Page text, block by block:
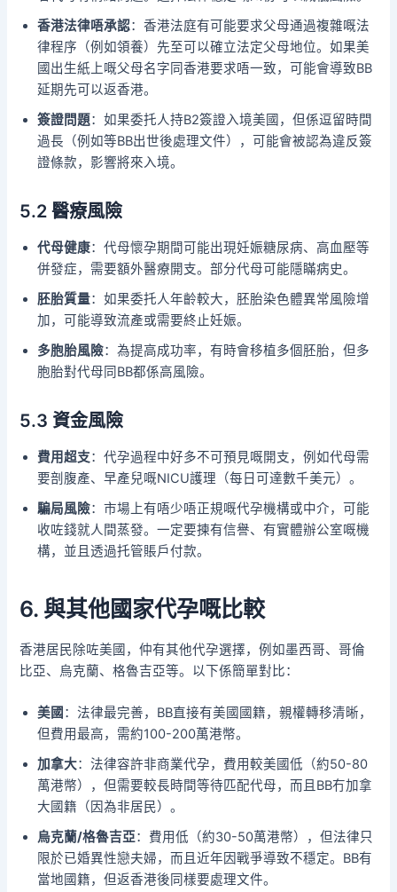
香港法律唔承認：香港法庭有可能要求父母通過複雜嘅法
律程序（例如領養）先至可以確立法定父母地位。如果美
國出生紙上嘅父母名字同香港要求唔一致，可能會導致BB
延期先可以返香港。
簽證問題：如果委托人持B2簽證入境美國，但係逗留時間
過長（例如等BB出世後處理文件），可能會被認為違反簽
證條款，影響將來入境。
5.2 醫療風險
代母健康：代母懷孕期間可能出現妊娠糖尿病、高血壓等
併發症，需要額外醫療開支。部分代母可能隱瞞病史。
胚胎質量：如果委托人年齡較大，胚胎染色體異常風險增
加，可能導致流產或需要終止妊娠。
多胞胎風險：為提高成功率，有時會移植多個胚胎，但多
胞胎對代母同BB都係高風險。
5.3 資金風險
費用超支：代孕過程中好多不可預見嘅開支，例如代母需
要剖腹產、早產兒嘅NICU護理（每日可達數千美元）。
騙局風險：市場上有唔少唔正規嘅代孕機構或中介，可能
收咗錢就人間蒸發。一定要揀有信譽、有實體辦公室嘅機
構，並且透過托管賬戶付款。
6. 與其他國家代孕嘅比較
香港居民除咗美國，仲有其他代孕選擇，例如墨西哥、哥倫
比亞、烏克蘭、格魯吉亞等。以下係簡單對比：
美國 ：法律最完善，BB直接有美國國籍，親權轉移清晰，
但費用最高，需約100-200萬港幣。
加拿大：法律容許非商業代孕，費用較美國低（約50-80
萬港幣），但需要較長時間等待匹配代母，而且BB冇加拿
大國籍（因為非居民）。
烏克蘭/格魯吉亞：費用低（約30-50萬港幣），但法律只
限於已婚異性戀夫婦，而且近年因戰爭導致不穩定。BB有
當地國籍，但返香港後同樣要處理文件。